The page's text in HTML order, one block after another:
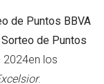
de Puntos BBVA
Sorteo de Puntos
2024en los
.